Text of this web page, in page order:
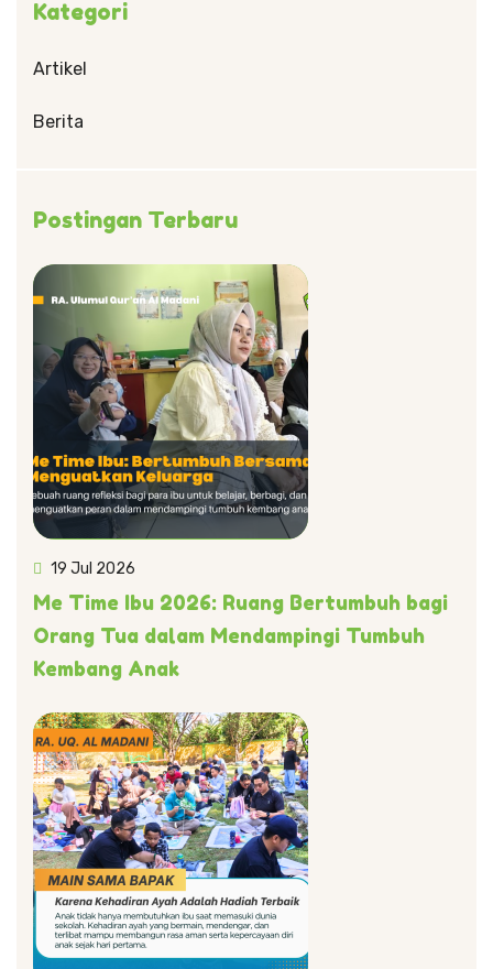
Kategori
Artikel
Berita
Postingan Terbaru
19 Jul 2026
Me Time Ibu 2026: Ruang Bertumbuh bagi
Orang Tua dalam Mendampingi Tumbuh
Kembang Anak